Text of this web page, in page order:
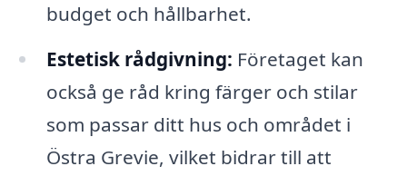
budget och hållbarhet.
Estetisk rådgivning: Företaget kan
också ge råd kring färger och stilar
som passar ditt hus och området i
Östra Grevie, vilket bidrar till att